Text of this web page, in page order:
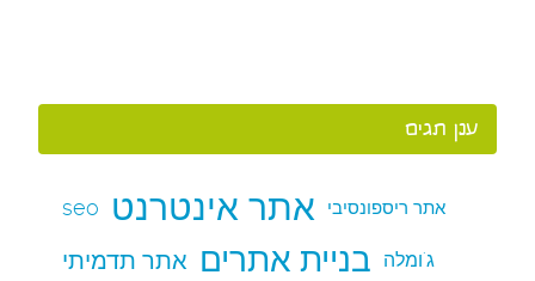
ענן תגים
seo אתר אינטרנט אתר ריספונסיבי
אתר תדמיתי בניית אתרים ג'ומלה